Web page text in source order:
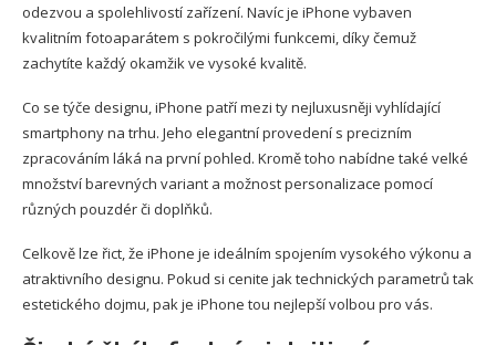
odezvou a spolehlivostí zařízení. Navíc je iPhone vybaven
kvalitním fotoaparátem s pokročilými funkcemi, díky čemuž
zachytíte každý okamžik ve vysoké kvalitě.
Co se týče designu, iPhone patří mezi ty nejluxusněji vyhlídající
smartphony na trhu. Jeho elegantní provedení s precizním
zpracováním láká na první pohled. Kromě toho nabídne také velké
množství barevných variant a možnost personalizace pomocí
různých pouzdér či doplňků.
Celkově lze řict, že iPhone je ideálním spojením vysokého výkonu a
atraktivního designu. Pokud si cenite jak technických parametrů tak
estetického dojmu, pak je iPhone tou nejlepší volbou pro vás.